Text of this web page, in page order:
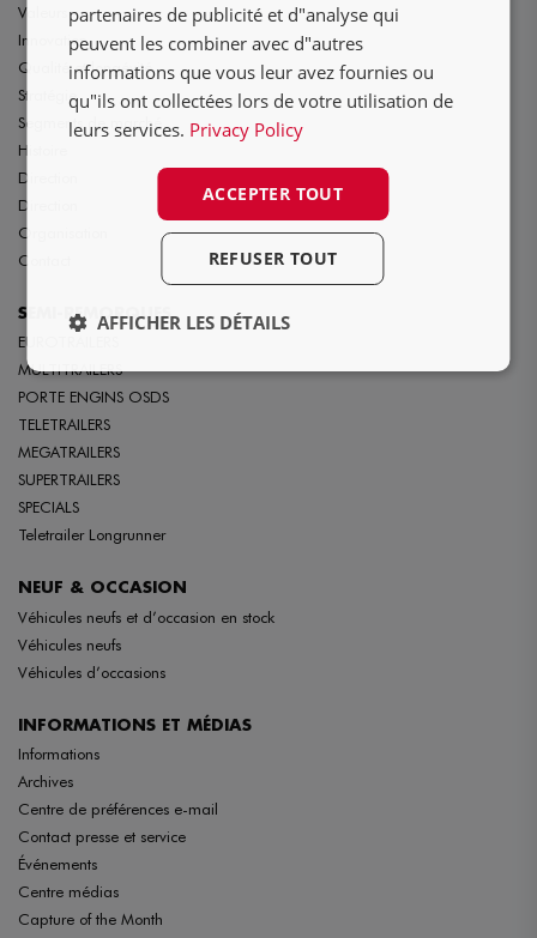
Valeurs
Innovation
Qualité et longévité
Stratégie
Segments de marché
Histoire
Direction
Direction
Organisation
Contact
SEMI-REMORQUES
EUROTRAILERS
MULTITRAILERS
PORTE ENGINS OSDS
TELETRAILERS
MEGATRAILERS
SUPERTRAILERS
SPECIALS
Teletrailer Longrunner
NEUF & OCCASION
Véhicules neufs et d’occasion en stock
Véhicules neufs
Véhicules d’occasions
INFORMATIONS ET MÉDIAS
Informations
Archives
Centre de préférences e-mail
Contact presse et service
Événements
Centre médias
Capture of the Month
partenaires de publicité et d"analyse qui
peuvent les combiner avec d"autres
informations que vous leur avez fournies ou
qu"ils ont collectées lors de votre utilisation de
leurs services. Privacy Policy
ACCEPTER TOUT
REFUSER TOUT
AFFICHER LES DÉTAILS